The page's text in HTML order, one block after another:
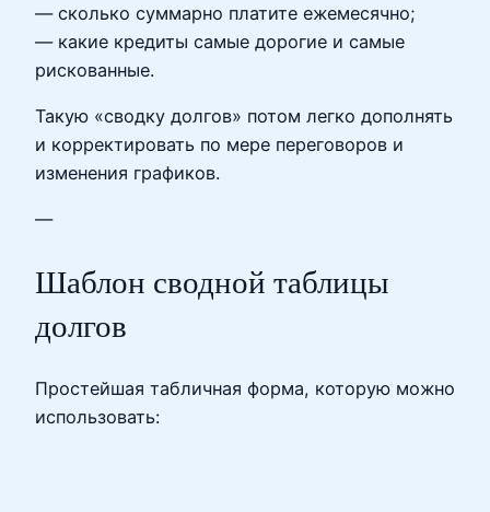
— сколько суммарно платите ежемесячно;
— какие кредиты самые дорогие и самые
рискованные.
Такую «сводку долгов» потом легко дополнять
и корректировать по мере переговоров и
изменения графиков.
—
Шаблон сводной таблицы
долгов
Простейшая табличная форма, которую можно
использовать: